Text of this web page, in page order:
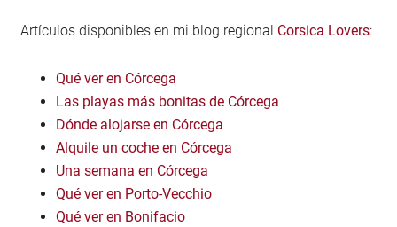
Artículos disponibles en mi blog regional Corsica Lovers:
Qué ver en Córcega
Las playas más bonitas de Córcega
Dónde alojarse en Córcega
Alquile un coche en Córcega
Una semana en Córcega
Qué ver en Porto-Vecchio
Qué ver en Bonifacio